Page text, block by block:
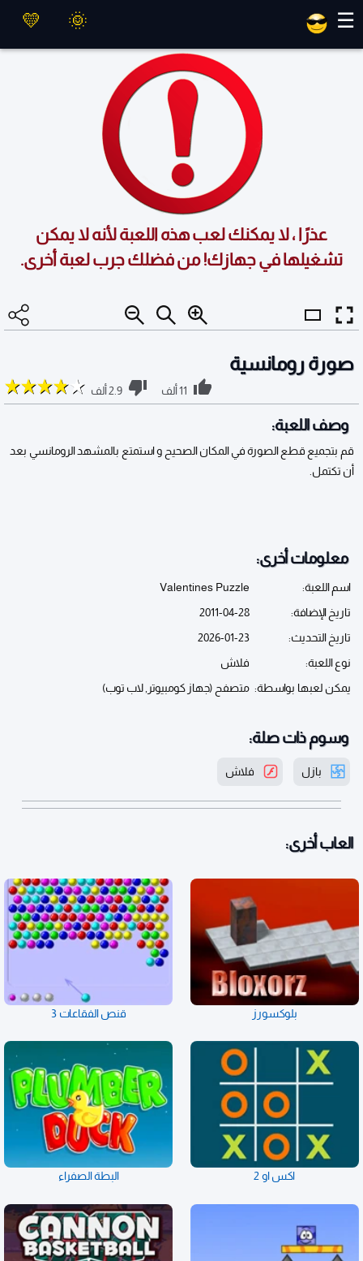
☰
عذرًا ، لا يمكنك لعب هذه اللعبة لأنه لا يمكن
تشغيلها في جهازك! من فضلك جرب لعبة أخرى.
صورة رومانسية
11 ألف 2.9 ألف
وصف اللعبة:
قم بتجميع قطع الصورة في المكان الصحيح و استمتع بالمشهد الرومانسي بعد
أن تكتمل.
معلومات أخرى:
اسم اللعبة:
Valentines Puzzle
تاريخ الإضافة:
2011-04-28
تاريخ التحديث:
2026-01-23
نوع اللعبة:
فلاش
يمكن لعبها بواسطة: متصفح (جهاز كومبيوتر, لاب توب)
وسوم ذات صلة:
بازل فلاش
العاب أخرى:
بلوكسورز قنص الفقاعات 3
اكس او 2 البطة الصفراء